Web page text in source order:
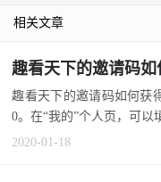
相关文章
趣看天下的邀请码如何获
0。在“我的”个人页，可以
2020-01-18